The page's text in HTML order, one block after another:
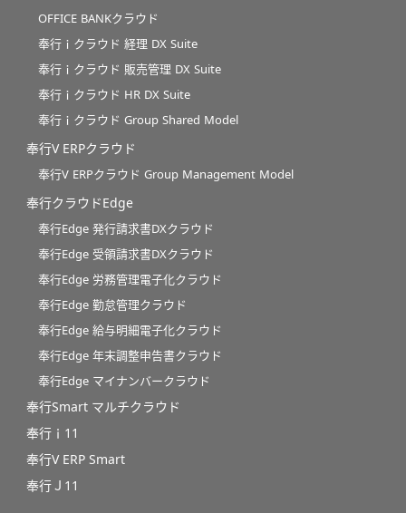
OFFICE BANKクラウド
奉行ｉクラウド 経理 DX Suite
奉行ｉクラウド 販売管理 DX Suite
奉行ｉクラウド HR DX Suite
奉行ｉクラウド Group Shared Model
奉行V ERPクラウド
奉行V ERPクラウド Group Management Model
奉行クラウドEdge
奉行Edge 発行請求書DXクラウド
奉行Edge 受領請求書DXクラウド
奉行Edge 労務管理電子化クラウド
奉行Edge 勤怠管理クラウド
奉行Edge 給与明細電子化クラウド
奉行Edge 年末調整申告書クラウド
奉行Edge マイナンバークラウド
奉行Smart マルチクラウド
奉行ｉ11
奉行V ERP Smart
奉行Ｊ11